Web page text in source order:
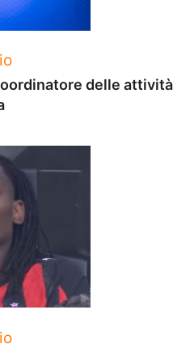
delle attività